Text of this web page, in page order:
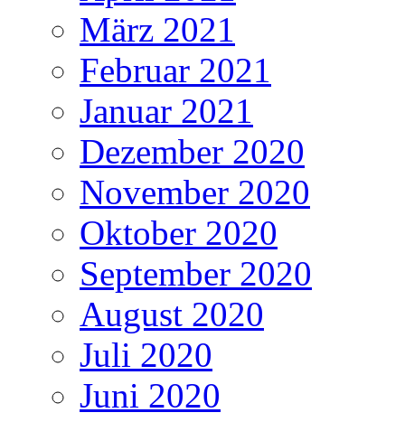
März 2021
Februar 2021
Januar 2021
Dezember 2020
November 2020
Oktober 2020
September 2020
August 2020
Juli 2020
Juni 2020